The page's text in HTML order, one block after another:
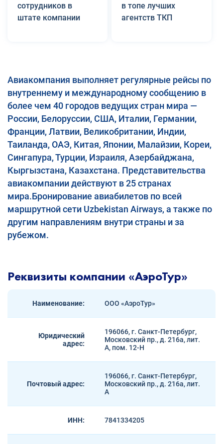
сотрудников в
штате компании
в топе лучших
агентств ТКП
Авиакомпания выполняет регулярные рейсы по
внутреннему и международному сообщению в
более чем 40 городов ведущих стран мира —
России, Белоруссии, США, Италии, Германии,
Франции, Латвии, Великобритании, Индии,
Таиланда, ОАЭ, Китая, Японии, Малайзии, Кореи,
Сингапура, Турции, Израиля, Азербайджана,
Кыргызстана, Казахстана. Представительства
авиакомпании действуют в 25 странах
мира.Бронирование авиабилетов по всей
маршрутной сети Uzbekistan Airways, а также по
другим направлениям внутри страны и за
рубежом.
Реквизиты компании «АэроТур»
Наименование: ООО «АэроТур»
Юридический
адрес:
196066, г. Санкт-Петербург,
Московский пр., д. 216а, лит.
А, пом. 12-Н
Почтовый адрес:
196066, г. Санкт-Петербург,
Московский пр., д. 216а, лит.
А
ИНН: 7841334205